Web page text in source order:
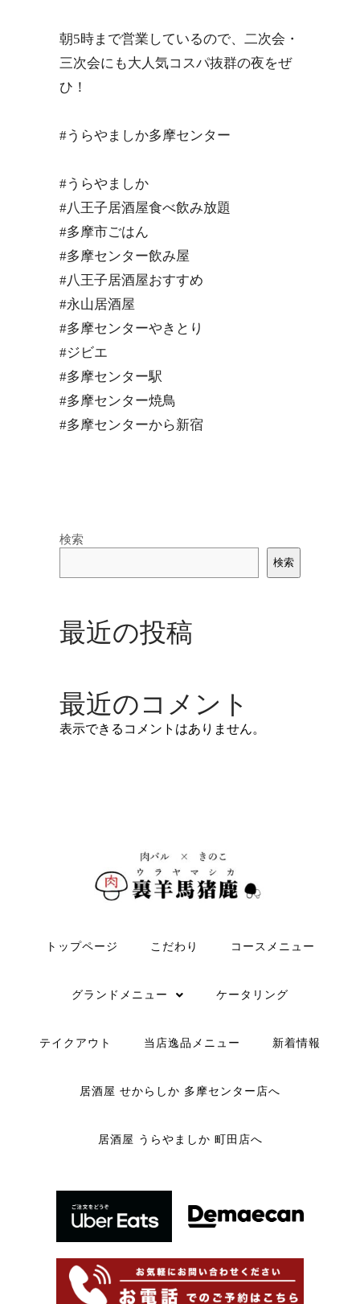
朝5時まで営業しているので、二次会・
三次会にも大人気コスパ抜群の夜をぜ
ひ！
#うらやましか多摩センター
#うらやましか
#八王子居酒屋食べ飲み放題
#多摩市ごはん
#多摩センター飲み屋
#八王子居酒屋おすすめ
#永山居酒屋
#多摩センターやきとり
#ジビエ
#多摩センター駅
#多摩センター焼鳥
#多摩センターから新宿
検索
検索
最近の投稿
最近のコメント
表示できるコメントはありません。
トップページ こだわり コースメニュー
グランドメニュー ケータリング
テイクアウト 当店逸品メニュー 新着情報
居酒屋 せからしか 多摩センター店へ
居酒屋 うらやましか 町田店へ